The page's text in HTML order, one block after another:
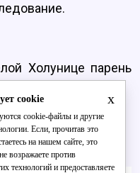
Холунице парень
x
cookie
cookie-файлы и другие
Если, прочитав это
на нашем сайте, это
возражаете против
технологий и предоставляете